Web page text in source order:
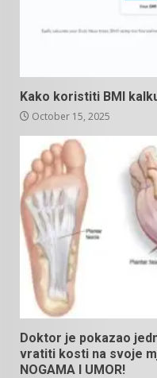
Kako koristiti BMI
October 15, 2025
Doktor je pokazao
vratiti kosti na svoje
NOGAMA I UMOR!